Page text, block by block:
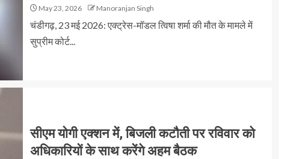
May 23, 2026 Manoranjan Singh
चंडीगढ़, 23 मई 2026: एक्ट्रेस-मॉडल त्विषा शर्मा की मौत के मामले में
सुप्रीम कोर्ट...
सीएम योगी एक्शन में, बिजली कटौती पर रविवार को
अधिकारियों के साथ करेंगे अहम बैठक